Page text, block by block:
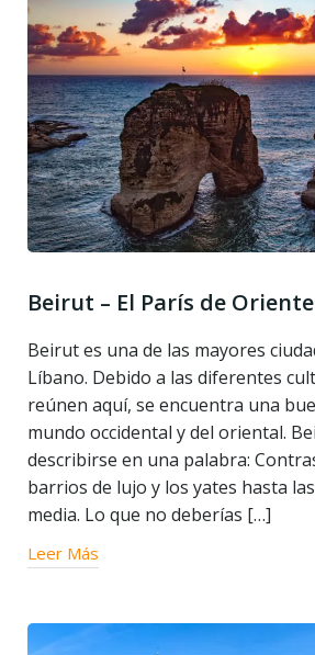
Beirut – El París de
Beirut es una de las mayores
Líbano. Debido a las diferentes
reúnen aquí, se encuentra una
mundo occidental y del oriental.
describirse en una palabra:
barrios de lujo y los yates hasta
media. Lo que no deberías […]
Leer Más